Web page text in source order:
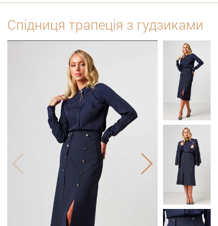
Спідниця трапеція з гудзиками